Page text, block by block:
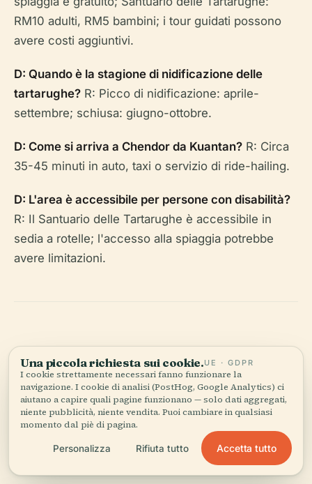
RM10 adulti, RM5 bambini; i tour guidati possono
avere costi aggiuntivi.
D: Quando è la stagione di nidificazione delle
tartarughe? R: Picco di nidificazione: aprile-
settembre; schiusa: giugno-ottobre.
D: Come si arriva a Chendor da Kuantan? R: Circa
35-45 minuti in auto, taxi o servizio di ride-hailing.
D: L'area è accessibile per persone con disabilità?
R: Il Santuario delle Tartarughe è accessibile in
sedia a rotelle; l'accesso alla spiaggia potrebbe
avere limitazioni.
Ascolta la storia completa nell'app
Una piccola richiesta sui cookie.UE · GDPR
I cookie strettamente necessari fanno funzionare la
navigazione. I cookie di analisi (PostHog, Google Analytics) ci
aiutano a capire quali pagine funzionano — solo dati aggregati,
niente pubblicità, niente vendita. Puoi cambiare in qualsiasi
momento dal piè di pagina.
Personalizza Rifiuta tutto Accetta tutto